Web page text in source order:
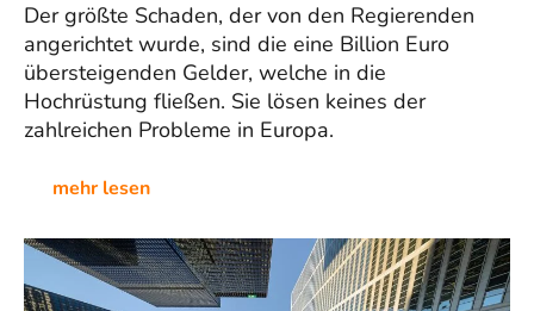
Der größte Schaden, der von den Regierenden
angerichtet wurde, sind die eine Billion Euro
übersteigenden Gelder, welche in die
Hochrüstung fließen. Sie lösen keines der
zahlreichen Probleme in Europa.
mehr lesen